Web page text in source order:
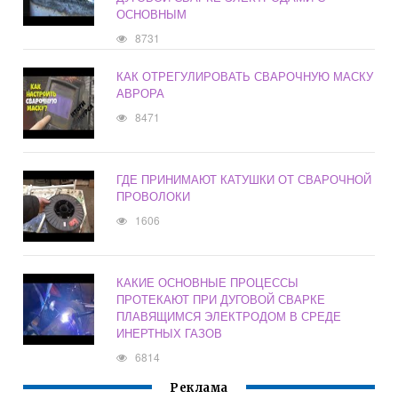
ОСНОВНЫМ
8731
КАК ОТРЕГУЛИРОВАТЬ СВАРОЧНУЮ МАСКУ
АВРОРА
8471
ГДЕ ПРИНИМАЮТ КАТУШКИ ОТ СВАРОЧНОЙ
ПРОВОЛОКИ
1606
КАКИЕ ОСНОВНЫЕ ПРОЦЕССЫ
ПРОТЕКАЮТ ПРИ ДУГОВОЙ СВАРКЕ
ПЛАВЯЩИМСЯ ЭЛЕКТРОДОМ В СРЕДЕ
ИНЕРТНЫХ ГАЗОВ
6814
Реклама